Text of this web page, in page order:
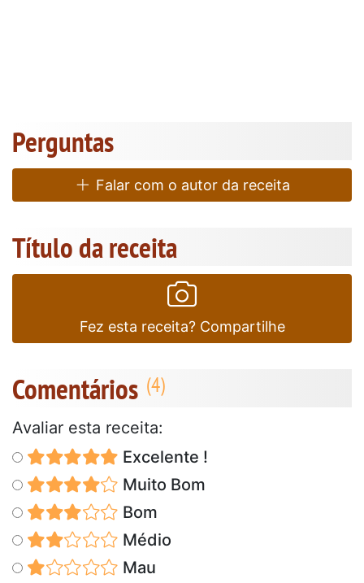
Perguntas
Falar com o autor da receita
Título da receita
Fez esta receita? Compartilhe
Comentários
Avaliar esta receita:
Excelente !
Muito Bom
Bom
Médio
Mau